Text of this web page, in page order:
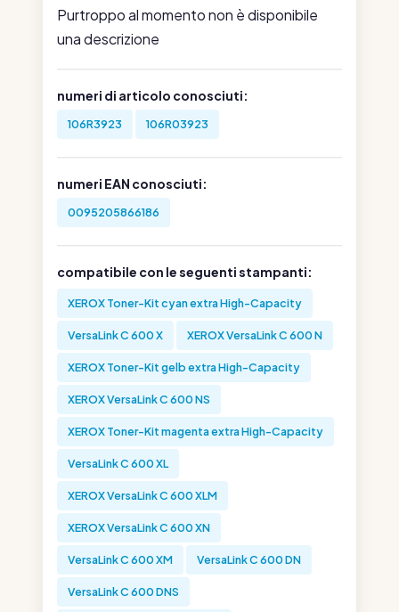
Purtroppo al momento non è disponibile
una descrizione
numeri di articolo conosciuti:
106R3923 106R03923
numeri EAN conosciuti:
0095205866186
compatibile con le seguenti stampanti:
XEROX Toner-Kit cyan extra High-Capacity
VersaLink C 600 X XEROX VersaLink C 600 N
XEROX Toner-Kit gelb extra High-Capacity
XEROX VersaLink C 600 NS
XEROX Toner-Kit magenta extra High-Capacity
VersaLink C 600 XL
XEROX VersaLink C 600 XLM
XEROX VersaLink C 600 XN
VersaLink C 600 XM VersaLink C 600 DN
VersaLink C 600 DNS